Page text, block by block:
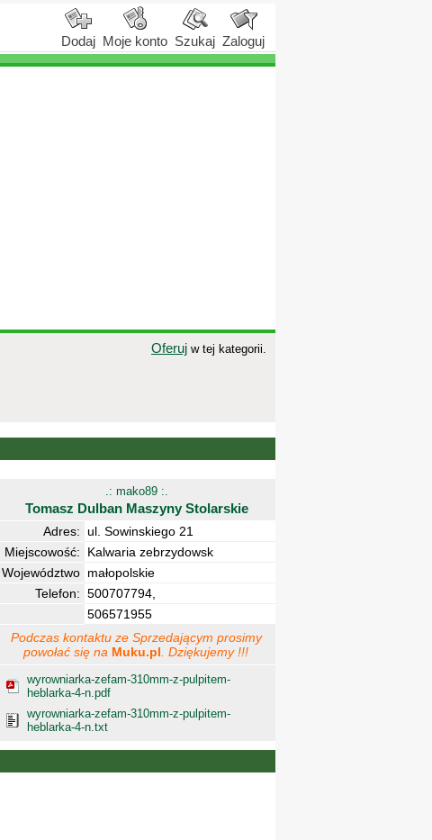
Dodaj Moje konto Szukaj Zaloguj
Oferuj w tej kategorii.
.: mako89 :.
Tomasz Dulban Maszyny Stolarskie
Adres: ul. Sowinskiego 21
Miejscowość:
Kalwaria zebrzydowsk
Województwo małopolskie
Telefon: 500707794,
506571955
Podczas kontaktu ze Sprzedającym prosimy
powołać się na Muku.pl . Dziękujemy !!!
wyrowniarka-zefam-310mm-z-pulpitem-
heblarka-4-n.pdf
wyrowniarka-zefam-310mm-z-pulpitem-
heblarka-4-n.txt